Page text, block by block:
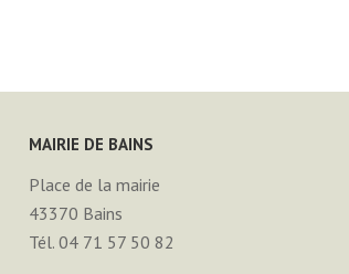
MAIRIE DE BAINS
Place de la mairie
43370 Bains
Tél. 04 71 57 50 82